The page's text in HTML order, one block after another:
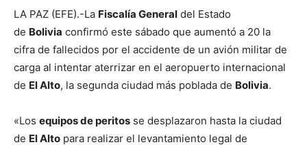
LA PAZ (EFE).-La Fiscalía General del Estado
de Bolivia confirmó este sábado que aumentó a 20 la
cifra de fallecidos por el accidente de un avión militar de
carga al intentar aterrizar en el aeropuerto internacional
de El Alto, la segunda ciudad más poblada de Bolivia.
«Los equipos de peritos se desplazaron hasta la ciudad
de El Alto para realizar el levantamiento legal de